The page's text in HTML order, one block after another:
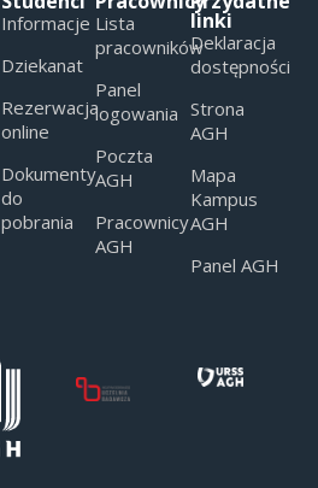
Informacje
Dziekanat
Rezerwacja
online
Dokumenty
do
pobrania
Lista
pracowników
Panel
logowania
Poczta
AGH
Pracownicy
AGH
linki
Deklaracja
dostępności
Strona
AGH
Mapa
Kampus
AGH
Panel AGH